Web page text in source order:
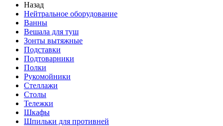
Назад
Нейтральное оборудование
Ванны
Вешала для туш
Зонты вытяжные
Подставки
Подтоварники
Полки
Рукомойники
Стеллажи
Столы
Тележки
Шкафы
Шпильки для противней